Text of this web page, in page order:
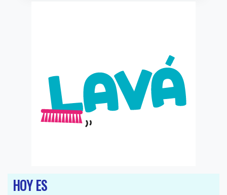
HOY ES